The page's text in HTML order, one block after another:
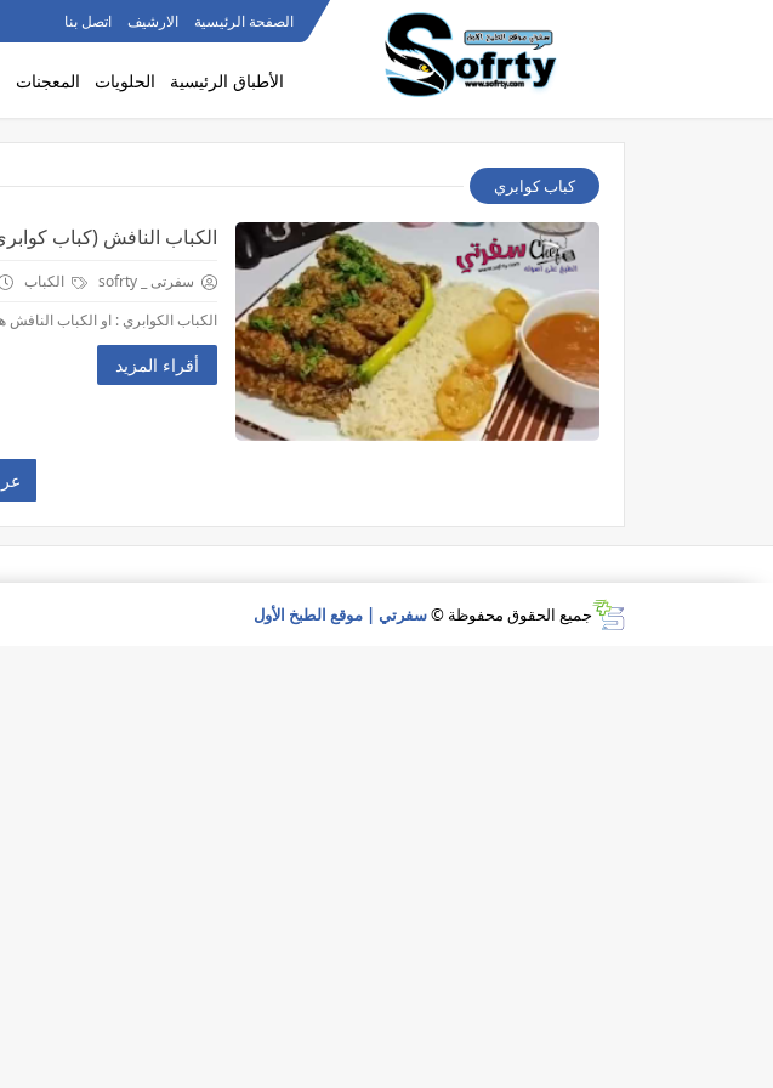
الصفحة الرئيسية الارشيف اتصل بنا
الأطباق الرئيسية الحلويات المعجنات
كباب كوابري
الكباب النافش (كباب
سفرتى _ sofrty الكباب
الكباب الكوابري : او الكباب النافش
أقراء المزيد
جميع الحقوق محفوظة ©سفرتي | موقع الطبخ الأول